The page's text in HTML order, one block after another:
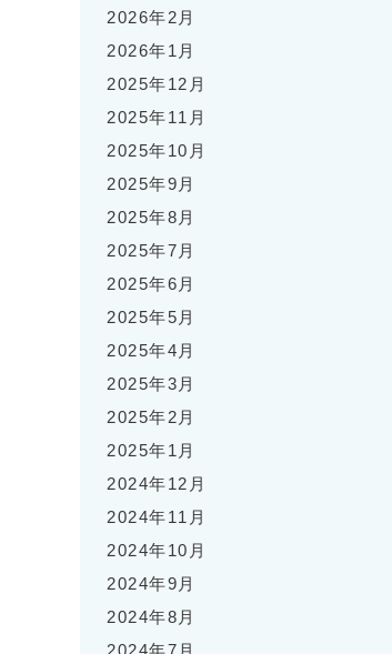
2026年2月
2026年1月
2025年12月
2025年11月
2025年10月
2025年9月
2025年8月
2025年7月
2025年6月
2025年5月
2025年4月
2025年3月
2025年2月
2025年1月
2024年12月
2024年11月
2024年10月
2024年9月
2024年8月
2024年7月